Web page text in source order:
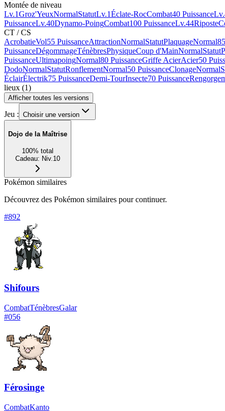
Montée de niveau
Lv.1Groz'YeuxNormalStatutLv.1Éclate-RocCombat40 Puissance
PuissanceLv.40Dynamo-PoingCombat100 PuissanceLv.44Riposte
CT / CS
AcrobatieVol55 PuissanceAttractionNormalStatutPlaquageNormal
PuissanceDégommageTénèbresPhysiqueCoup d'MainNormalStatut
PuissanceUltimapoingNormal80 PuissanceGriffe AcierAcier50
DodoNormalStatutRonflementNormal50 PuissanceClonageNormal
ÉclairÉlectrik75 PuissanceDemi-TourInsecte70 Puissance
lieux (1)
Afficher toutes les versions
Jeu : Choisir une version
Dojo de la Maîtrise
100% total
Cadeau: Niv.10
Pokémon similaires
Découvrez des Pokémon similaires pour continuer.
#892
Shifours
CombatTénèbresGalar
#056
Férosinge
CombatKanto